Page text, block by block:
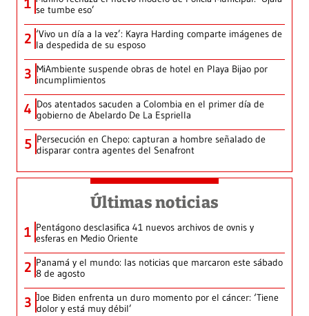
1 se tumbe eso’
2 ‘Vivo un día a la vez’: Kayra Harding comparte imágenes de
la despedida de su esposo
3 MiAmbiente suspende obras de hotel en Playa Bijao por
incumplimientos
4 Dos atentados sacuden a Colombia en el primer día de
gobierno de Abelardo De La Espriella
5 Persecución en Chepo: capturan a hombre señalado de
disparar contra agentes del Senafront
Últimas noticias
1 Pentágono desclasifica 41 nuevos archivos de ovnis y
esferas en Medio Oriente
2 Panamá y el mundo: las noticias que marcaron este sábado
8 de agosto
3 Joe Biden enfrenta un duro momento por el cáncer: ‘Tiene
dolor y está muy débil’